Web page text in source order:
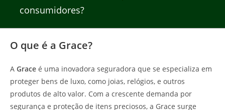
consumidores?
O que é a Grace?
A Grace é uma inovadora seguradora que se especializa em
proteger bens de luxo, como joias, relógios, e outros
produtos de alto valor. Com a crescente demanda por
segurança e proteção de itens preciosos, a Grace surge